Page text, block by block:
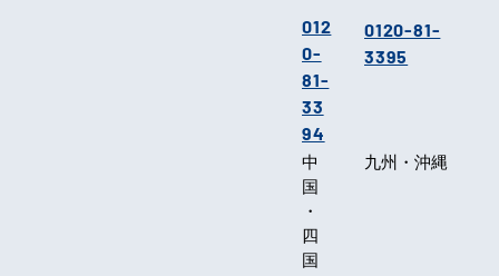
012
0-
81-
33
94
0120-81-
3395
中
国
・
四
国
九州・沖縄